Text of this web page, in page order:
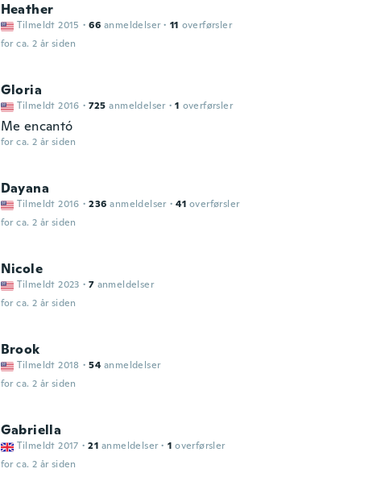
Heather
Tilmeldt 2015 · 66 anmeldelser · 11 overførsler
for ca. 2 år siden
Gloria
Tilmeldt 2016 · 725 anmeldelser · 1 overførsler
Me encantó
for ca. 2 år siden
Dayana
Tilmeldt 2016 · 236 anmeldelser · 41 overførsler
for ca. 2 år siden
Nicole
Tilmeldt 2023 · 7 anmeldelser
for ca. 2 år siden
Brook
Tilmeldt 2018 · 54 anmeldelser
for ca. 2 år siden
Gabriella
Tilmeldt 2017 · 21 anmeldelser · 1 overførsler
for ca. 2 år siden